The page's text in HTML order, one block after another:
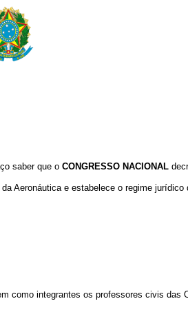
saber que o CONGRESSO NACIONAL
Aeronáutica e estabelece o regime jurídico
como integrantes os professores civis